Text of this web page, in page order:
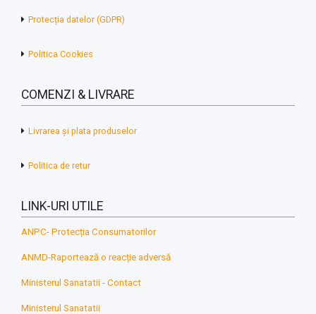
Protecția datelor (GDPR)
Politica Cookies
COMENZI & LIVRARE
Livrarea și plata produselor
Politica de retur
LINK-URI UTILE
ANPC- Protecția Consumatorilor
ANMD-Raportează o reacție adversă
Ministerul Sanatatii - Contact
Ministerul Sanatatii